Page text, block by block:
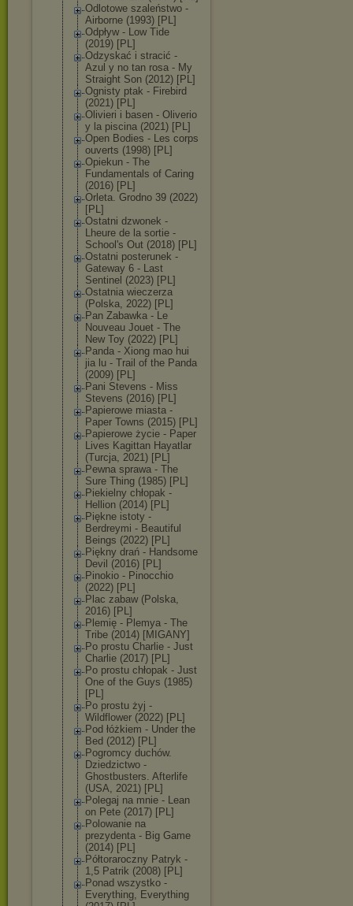
Odlotowe szaleństwo -
Airborne (1993) [PL]
Odpływ - Low Tide
(2019) [PL]
Odzyskać i stracić -
Azul y no tan rosa - My
Straight Son (2012) [PL]
Ognisty ptak - Firebird
(2021) [PL]
Olivieri i basen - Oliverio
y la piscina (2021) [PL]
Open Bodies - Les corps
ouverts (1998) [PL]
Opiekun - The
Fundamentals of Caring
(2016) [PL]
Orleta. Grodno 39 (2022)
[PL]
Ostatni dzwonek -
Lheure de la sortie -
School's Out (2018) [PL]
Ostatni posterunek -
Gateway 6 - Last
Sentinel (2023) [PL]
Ostatnia wieczerza
(Polska, 2022) [PL]
Pan Zabawka - Le
Nouveau Jouet - The
New Toy (2022) [PL]
Panda - Xiong mao hui
jia lu - Trail of the Panda
(2009) [PL]
Pani Stevens - Miss
Stevens (2016) [PL]
Papierowe miasta -
Paper Towns (2015) [PL]
Papierowe życie - Paper
Lives Kagittan Hayatlar
(Turcja, 2021) [PL]
Pewna sprawa - The
Sure Thing (1985) [PL]
Piekielny chłopak -
Hellion (2014) [PL]
Piękne istoty -
Berdreymi - Beautiful
Beings (2022) [PL]
Piękny drań - Handsome
Devil (2016) [PL]
Pinokio - Pinocchio
(2022) [PL]
Plac zabaw (Polska,
2016) [PL]
Plemię - Plemya - The
Tribe (2014) [MIGANY]
Po prostu Charlie - Just
Charlie (2017) [PL]
Po prostu chłopak - Just
One of the Guys (1985)
[PL]
Po prostu żyj -
Wildflower (2022) [PL]
Pod łóżkiem - Under the
Bed (2012) [PL]
Pogromcy duchów.
Dziedzictwo -
Ghostbusters. Afterlife
(USA, 2021) [PL]
Polegaj na mnie - Lean
on Pete (2017) [PL]
Polowanie na
prezydenta - Big Game
(2014) [PL]
Półtoraroczny Patryk -
1,5 Patrik (2008) [PL]
Ponad wszystko -
Everything, Everything